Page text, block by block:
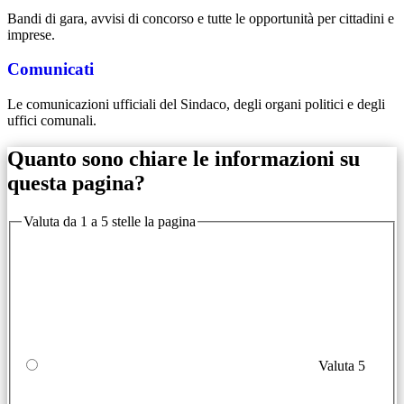
Bandi di gara, avvisi di concorso e tutte le opportunità per cittadini e
imprese.
Comunicati
Le comunicazioni ufficiali del Sindaco, degli organi politici e degli
uffici comunali.
Quanto sono chiare le informazioni su
questa pagina?
Valuta da 1 a 5 stelle la pagina
Valuta 5